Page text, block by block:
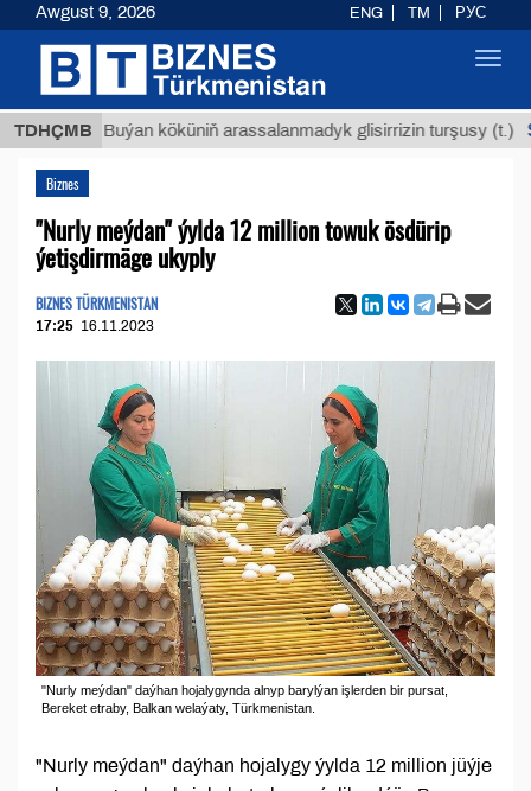
TDHÇMB
Buýan köküniň arassalanmadyk glisirrizin turşusy (t.)
Biznes
"Nurly meýdan" ýylda 12 million towuk ösdürip
ýetişdirmäge ukyply
BIZNES TÜRKMENISTAN
17:25 16.11.2023
"Nurly meýdan" daýhan hojalygynda alnyp barylýan işlerden bir pursat,
Bereket etraby, Balkan welaýaty, Türkmenistan.
"Nurly meýdan" daýhan hojalygy ýylda 12 million jüýje
Awgust 9, 2026 ENG TM РУС